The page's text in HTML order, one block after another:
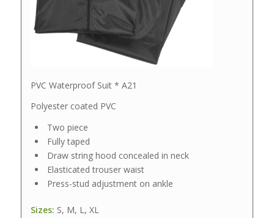
PVC Waterproof Suit * A21
Polyester coated PVC
Two piece
Fully taped
Draw string hood concealed in neck
Elasticated trouser waist
Press-stud adjustment on ankle
Sizes: S, M, L, XL